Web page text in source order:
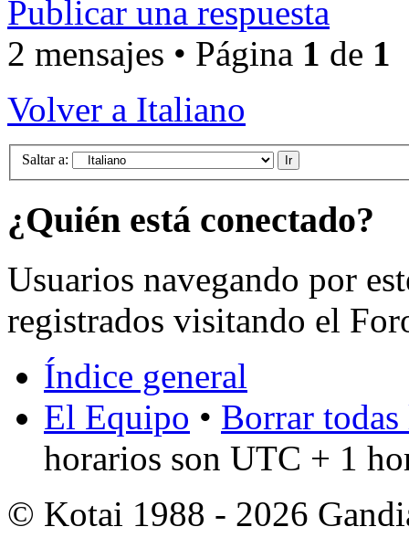
Publicar una respuesta
2 mensajes • Página 1 de 1
Volver a Italiano
Saltar a:
¿Quién está conectado?
Usuarios navegando por
registrados visitando el
Índice general
El Equipo • Borrar
horarios son UTC + 1
© Kotai 1988 - 2026